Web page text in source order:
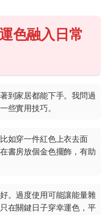
色融入日常
到家居都能下手。我問過
些實用技巧。
如穿一件紅色上衣去面
書房放個金色擺飾，有助
。過度使用可能讓能量雜
在關鍵日子穿幸運色，平